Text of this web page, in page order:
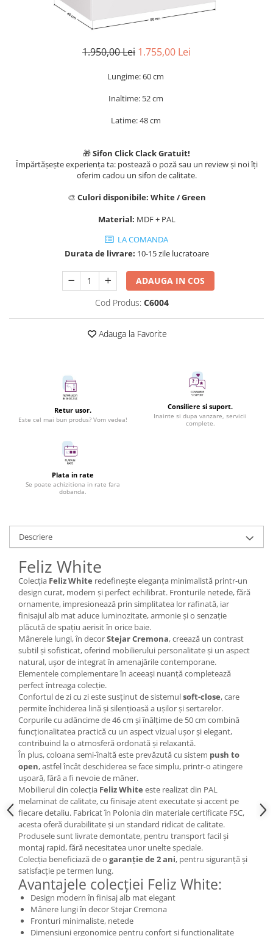
Oferte speciale
1.950,00 Lei 1.755,00 Lei
Lungime: 60 cm
Inaltime: 52 cm
Latime: 48 cm
🎁Sifon Click Clack Gratuit!
Împărtășește experiența ta: postează o poză sau un review și noi îți
oferim cadou un sifon de calitate.
🎨 Culori disponibile: White / Green
Material: MDF + PAL
LA COMANDA
Durata de livrare: 10-15 zile lucratoare
ADAUGA IN COS
Cod Produs: C6004
Adauga la Favorite
Retur usor.
Este cel mai bun produs? Vom vedea!
Consiliere si suport.
Inainte si dupa vanzare, servicii
complete.
Plata in rate
Se poate achizitiona in rate fara
dobanda.
Descriere
Feliz White
Colecția Feliz White redefinește eleganța minimalistă printr-un
design curat, modern și perfect echilibrat. Fronturile netede, fără
ornamente, impresionează prin simplitatea lor rafinată, iar
finisajul alb mat aduce luminozitate, armonie și o senzație
plăcută de spațiu aerisit în orice baie.
Mânerele lungi, în decorStejar Cremona, creează un contrast
subtil și sofisticat, oferind mobilierului personalitate și un aspect
natural, ușor de integrat în amenajările contemporane.
Elementele complementare în aceeași nuanță completează
perfect întreaga colecție.
Confortul de zi cu zi este susținut de sistemulsoft-close, care
permite închiderea lină și silențioasă a ușilor și sertarelor.
Corpurile cu adâncime de 46 cm și înălțime de 50 cm combină
funcționalitatea practică cu un aspect vizual ușor și elegant,
contribuind la o atmosferă ordonată și relaxantă.
În plus, coloana semi-înaltă este prevăzută cu sistem push to
open, astfel încât deschiderea se face simplu, printr-o atingere
ușoară, fără a fi nevoie de mâner.
Mobilierul din colecția Feliz White este realizat din PAL
melaminat de calitate, cu finisaje atent executate și accent pe
fiecare detaliu. Fabricat în Polonia din materiale certificate FSC,
acesta oferă durabilitate și un standard ridicat de calitate.
Produsele sunt livrate demontate, pentru transport facil și
montaj rapid, fără necesitatea unor unelte speciale.
Colecția beneficiază de o garanție de 2 ani, pentru siguranță și
satisfacție pe termen lung.
Avantajele colecției Feliz White:
Design modern în finisaj alb mat elegant
Mânere lungi în decor Stejar Cremona
Fronturi minimaliste, netede
Dimensiuni ergonomice pentru confort și funcționalitate